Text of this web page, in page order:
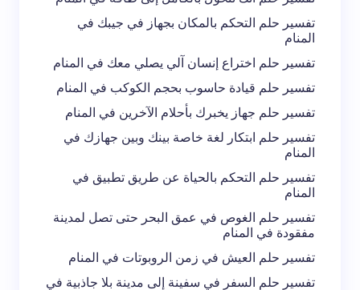
احفظ اسمي والبريد الإلكتروني في هذا المتصفح
لاستخدامه في المرة المقبلة في تعليقي.
تفسير حلم التحكم بالمكان بجهاز في جيبك في
المنام
تفسير حلم اختراع إنسان آلي يصلي معك في المنام
تفسير حلم قيادة حاسوب بحجم الكوكب في المنام
تفسير حلم جهاز يخبرك بأحلام الآخرين في المنام
تفسير حلم ابتكار لغة خاصة بينك وبين جهازك في
المنام
تفسير حلم التحكم بالحياة عن طريق تطبيق في
المنام
تفسير حلم الغوص في عمق البحر حتى تصل لمدينة
مفقودة في المنام
تفسير حلم العيش في زمن الروبوتات في المنام
تفسير حلم السفر في سفينة إلى مدينة بلا جاذبية في